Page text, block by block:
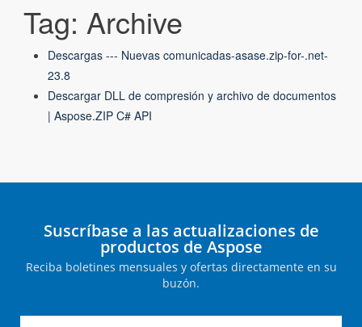
Tag: Archive
Descargas --- Nuevas comunicadas-asase.zip-for-.net-
23.8
Descargar DLL de compresión y archivo de documentos
| Aspose.ZIP C# API
Suscríbase a las actualizaciones de
productos de Aspose
Reciba boletines mensuales y ofertas directamente en su
buzón.